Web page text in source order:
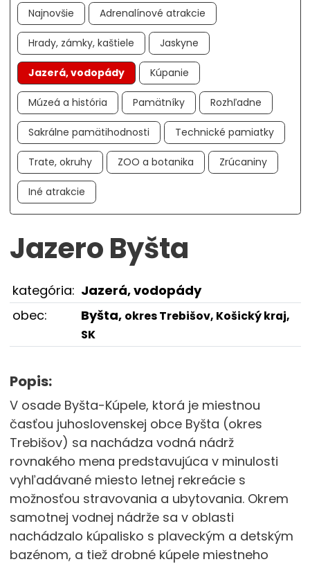
Najnovšie Adrenalínové atrakcie
Hrady, zámky, kaštiele Jaskyne
Jazerá, vodopády Kúpanie
Múzeá a história Pamätníky Rozhľadne
Sakrálne pamätihodnosti Technické pamiatky
Trate, okruhy ZOO a botanika Zrúcaniny
Iné atrakcie
Jazero Byšta
kategória: Jazerá, vodopády
obec:
Byšta, okres Trebišov, Košický kraj,
SK
Popis:
V osade Byšta-Kúpele, ktorá je miestnou
časťou juhoslovenskej obce Byšta (okres
Trebišov) sa nachádza vodná nádrž
rovnakého mena predstavujúca v minulosti
vyhľadávané miesto letnej rekreácie s
možnosťou stravovania a ubytovania. Okrem
samotnej vodnej nádrže sa v oblasti
nachádzalo kúpalisko s plaveckým a detským
bazénom, a tiež drobné kúpele miestneho